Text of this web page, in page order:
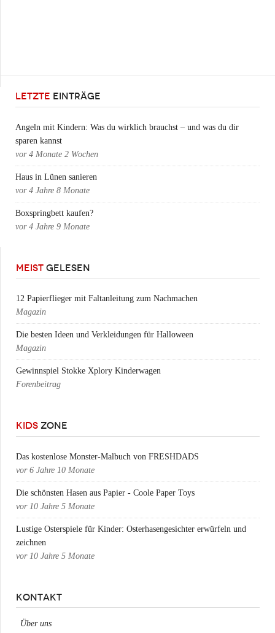
LETZTE EINTRÄGE
Angeln mit Kindern: Was du wirklich brauchst – und was du dir
sparen kannst
vor 4 Monate 2 Wochen
Haus in Lünen sanieren
vor 4 Jahre 8 Monate
Boxspringbett kaufen?
vor 4 Jahre 9 Monate
MEIST GELESEN
12 Papierflieger mit Faltanleitung zum Nachmachen
Magazin
Die besten Ideen und Verkleidungen für Halloween
Magazin
Gewinnspiel Stokke Xplory Kinderwagen
Forenbeitrag
KIDS ZONE
Das kostenlose Monster-Malbuch von FRESHDADS
vor 6 Jahre 10 Monate
Die schönsten Hasen aus Papier - Coole Paper Toys
vor 10 Jahre 5 Monate
Lustige Osterspiele für Kinder: Osterhasengesichter erwürfeln und
zeichnen
vor 10 Jahre 5 Monate
KONTAKT
Über uns